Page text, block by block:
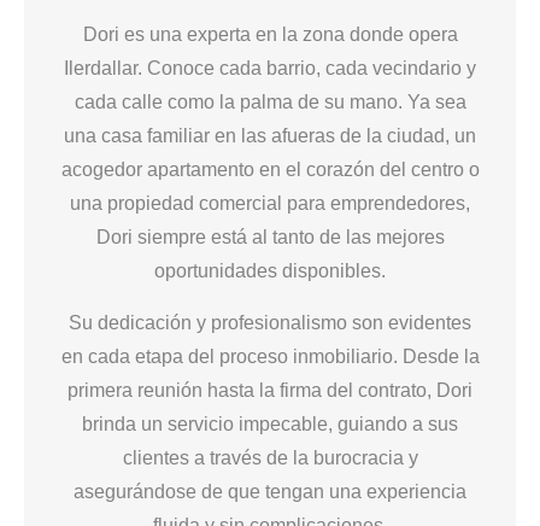
Dori es una experta en la zona donde opera
Ilerdallar. Conoce cada barrio, cada vecindario y
cada calle como la palma de su mano. Ya sea
una casa familiar en las afueras de la ciudad, un
acogedor apartamento en el corazón del centro o
una propiedad comercial para emprendedores,
Dori siempre está al tanto de las mejores
oportunidades disponibles.
Su dedicación y profesionalismo son evidentes
en cada etapa del proceso inmobiliario. Desde la
primera reunión hasta la firma del contrato, Dori
brinda un servicio impecable, guiando a sus
clientes a través de la burocracia y
asegurándose de que tengan una experiencia